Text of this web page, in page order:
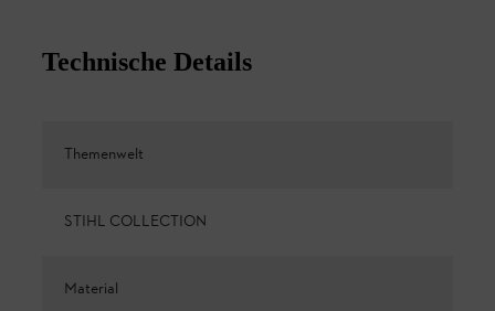
Technische Details
Themenwelt
STIHL COLLECTION
Material